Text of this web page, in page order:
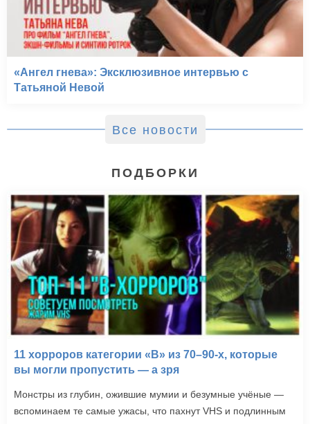
«Ангел гнева»: Эксклюзивное интервью с
Татьяной Невой
Все новости
ПОДБОРКИ
11 хорроров категории «B» из 70–90-х, которые
вы могли пропустить — а зря
Монстры из глубин, ожившие мумии и безумные учёные —
вспоминаем те самые ужасы, что пахнут VHS и подлинным